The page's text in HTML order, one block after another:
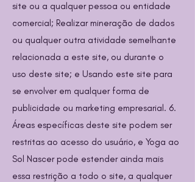
site ou a qualquer pessoa ou entidade
comercial; Realizar mineração de dados
ou qualquer outra atividade semelhante
relacionada a este site, ou durante o
uso deste site; e Usando este site para
se envolver em qualquer forma de
publicidade ou marketing empresarial. 6.
Áreas específicas deste site podem ser
restritas ao acesso do usuário, e Yoga ao
Sol Nascer pode estender ainda mais
essa restrição a todo o site, a qualquer